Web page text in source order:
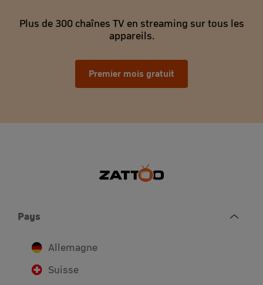
Plus de 300 chaînes TV en streaming sur tous les
appareils.
Premier mois gratuit
Pays
Allemagne
Suisse